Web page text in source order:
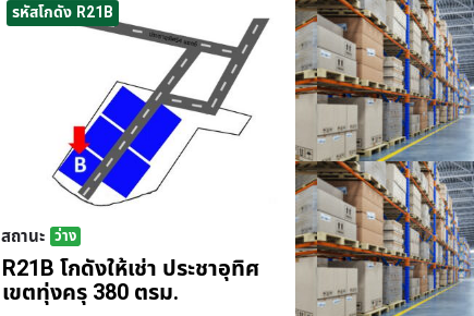
รหัสโกดัง R21B
สถานะ ว่าง
R21B โกดังให้เช่า ประชาอุทิศ
เขตทุ่งครุ 380 ตรม.